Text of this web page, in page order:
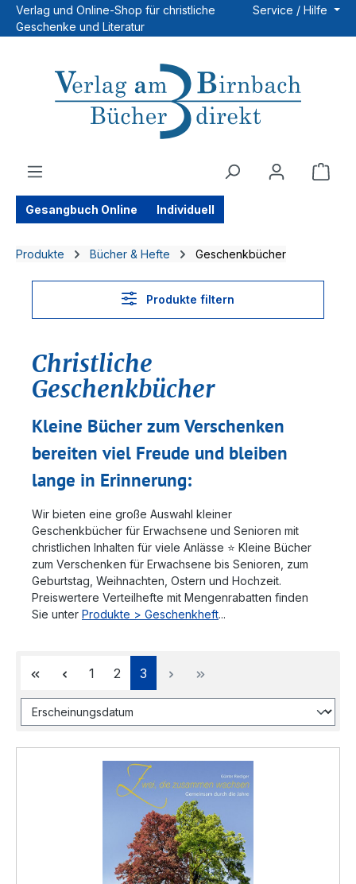
Zum Hauptinhalt springen
Verlag und Online-Shop für christliche
Geschenke und Literatur
Service / Hilfe
Gesangbuch Online Individuell
Produkte Bücher & Hefte Geschenkbücher
Produkte filtern
Christliche
Geschenkbücher
Kleine Bücher zum Verschenken
bereiten viel Freude und bleiben
lange in Erinnerung:
Wir bieten eine große Auswahl kleiner
Geschenkbücher für Erwachsene und Senioren mit
christlichen Inhalten für viele Anlässe ⭐️ Kleine Bücher
zum Verschenken für Erwachsene bis Senioren, zum
Geburtstag, Weihnachten, Ostern und Hochzeit.
Preiswertere Verteilhefte mit Mengenrabatten finden
Sie unter Produkte > Geschenkheft...
Seite
1 Seite
2 Seite
3